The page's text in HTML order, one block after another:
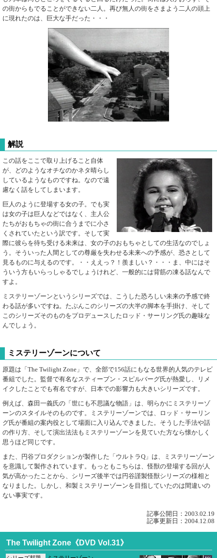
の街からもでることができない二人。再び無人の街をさまよう二人の頭上
に現れたのは、巨大な手だった・・・
解説
この話をここで取り上げること自体
が、どのようなオチなのかネタ晴らし
しているようなものですね。なので遠
慮なく話をしてしまいます。
巨人のように登場する女の子。でも実
は女の子は巨人などではなく、主人公
たちがおもちゃの街に合うまでに小さ
くされていたという訳です。そして実
際に彼らを待ち受ける未来は、女の子のおもちゃとしての生活なのでしょ
う。そういった人間としての尊厳を失わせる未来への予感が、恐さとして
見るものに与えるのです。・・ええっ？！羨ましい？・・・ま、中にはそ
ういう方もいらっしゃるでしょうけれど、一般的には背筋の凍る話なんで
すよ。
ミステリーゾーンというシリーズでは、こうした恐ろしい未来の予感で終
わる話が多いですね。たぶんこのシリーズの大半の脚本を手掛け、そして
このシリーズそのものをプロデュースしたロッド・サーリング氏の趣味な
んでしょう。
ミステリーゾーンについて
原題は「The Twilight Zone」で、全部で156話にもなる世界的人気のテレビ
番組でした。監督で有名なスティーブン・スピルバーグ氏が熱愛し、リメ
イクしたことでも有名ですが、日本での影響力も大きいシリーズです。
例えば、森田一義氏の「世にも不思議な物語」は、明らかにミステリーゾ
ーンのスタイルそのものです。ミステリーゾーンでは、ロッド・サーリン
グ氏が番組の案内役として場面に入り込んできました。そうした手法や話
の作り方、そして演出法法もミステリーゾーンを見ていた方なら懐かしく
思うほど同じです。
また、円谷プロダクションが製作した「ウルトラQ」は、ミステリーゾーン
を意識して製作されています。もっともこちらは、怪獣の登場する回が人
気が高かったことから、シリーズ後半では円谷謹製怪獣シリーズの様相と
なりました。しかし、和製ミステリーゾーンを目指していたのは間違いの
ない事実です。
記事公開日：2003.02.19
記事更新日：2004.12.08
The Twilight Zone《DVD Vol.31》